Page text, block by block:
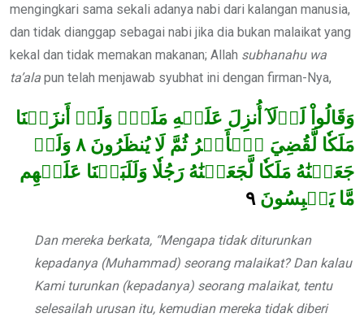
mengingkari sama sekali adanya nabi dari kalangan manusia,
dan tidak dianggap sebagai nabi jika dia bukan malaikat yang
kekal dan tidak memakan makanan; Allah subhanahu wa
ta’ala pun telah menjawab syubhat ini dengan firman-Nya,
وَقَالُواْ لَوۡلَآ أُنزِلَ عَلَيۡهِ مَلَكٞۖ وَلَوۡ أَنزَلۡنَا
مَلَكٗا لَّقُضِيَ ٱلۡأَمۡرُ ثُمَّ لَا يُنظَرُونَ ٨
وَلَوۡ
جَعَلۡنَٰهُ مَلَكٗا لَّجَعَلۡنَٰهُ رَجُلٗا وَلَلَبَسۡنَا عَلَيۡهِم
مَّا يَلۡبِسُونَ ٩
Dan mereka berkata, “Mengapa tidak diturunkan
kepadanya (Muhammad) seorang malaikat? Dan kalau
Kami turunkan (kepadanya) seorang malaikat, tentu
selesailah urusan itu, kemudian mereka tidak diberi